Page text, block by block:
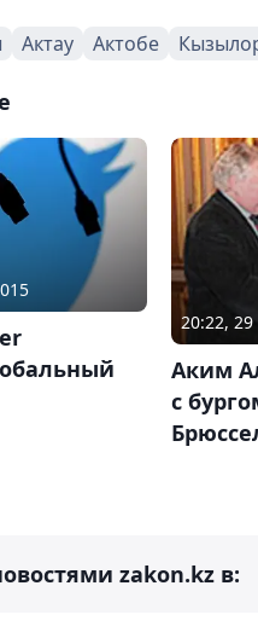
Актау Актобе
20:22,
Аким
с
zakon.kz в: